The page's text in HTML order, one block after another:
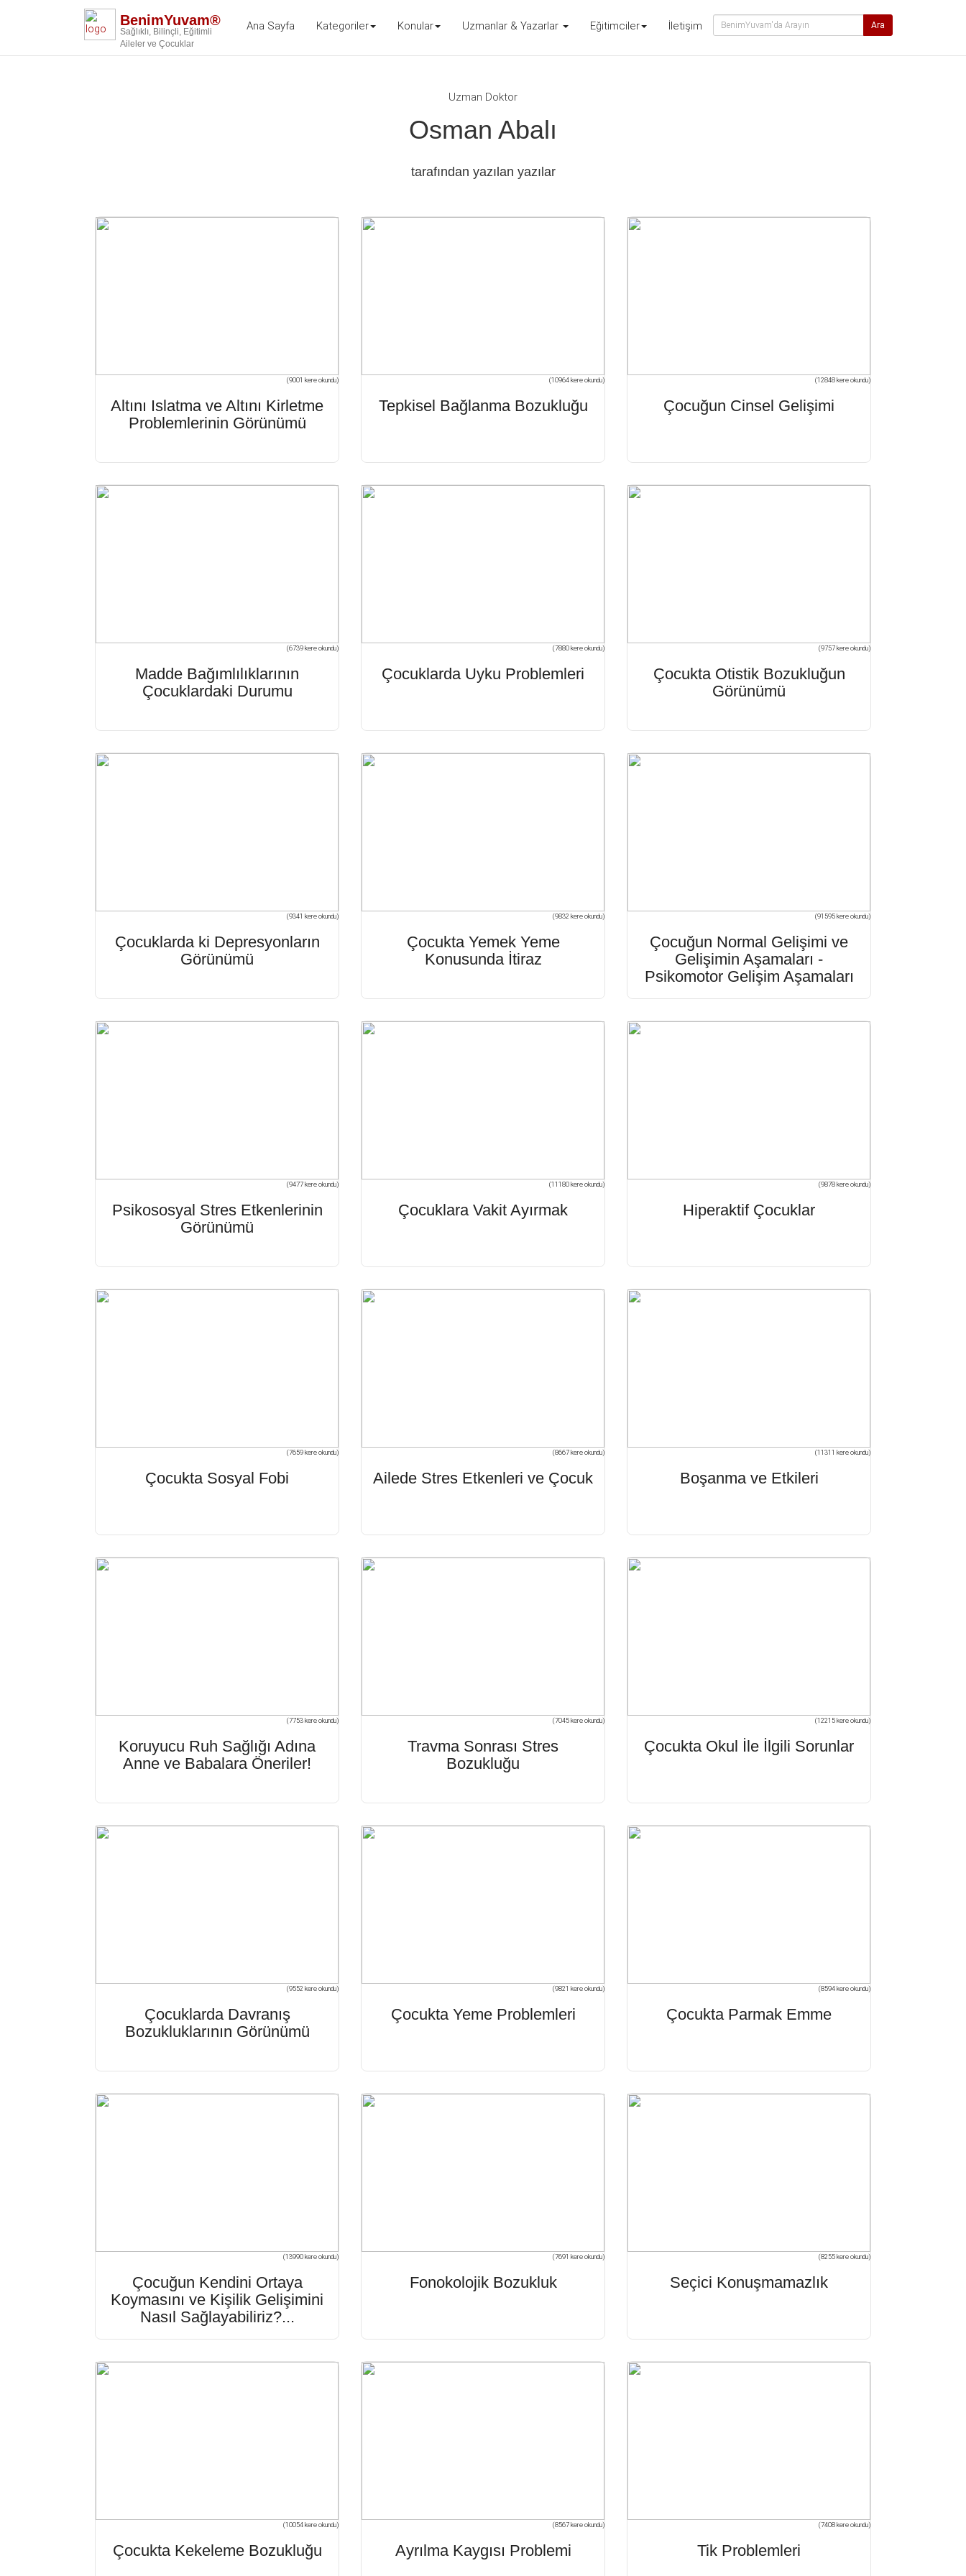
BenimYuvam®
Sağlıklı, Bilinçli, Eğitimli
Aileler ve Çocuklar
Ana Sayfa Kategoriler Konular Uzmanlar & Yazarlar Eğitimciler İletişim Ara
Uzman Doktor
Osman Abalı
tarafından yazılan yazılar
(9001 kere okundu)
Altını Islatma ve Altını Kirletme
Problemlerinin Görünümü
(10964 kere okundu)
Tepkisel Bağlanma Bozukluğu
(12848 kere okundu)
Çocuğun Cinsel Gelişimi
(6739 kere okundu)
Madde Bağımlılıklarının
Çocuklardaki Durumu
(7880 kere okundu)
Çocuklarda Uyku Problemleri
(9757 kere okundu)
Çocukta Otistik Bozukluğun
Görünümü
(9341 kere okundu)
Çocuklarda ki Depresyonların
Görünümü
(9832 kere okundu)
Çocukta Yemek Yeme
Konusunda İtiraz
(91595 kere okundu)
Çocuğun Normal Gelişimi ve
Gelişimin Aşamaları -
Psikomotor Gelişim Aşamaları
(9477 kere okundu)
Psikososyal Stres Etkenlerinin
Görünümü
(11180 kere okundu)
Çocuklara Vakit Ayırmak
(9878 kere okundu)
Hiperaktif Çocuklar
(7659 kere okundu)
Çocukta Sosyal Fobi
(8667 kere okundu)
Ailede Stres Etkenleri ve Çocuk
(11311 kere okundu)
Boşanma ve Etkileri
(7753 kere okundu)
Koruyucu Ruh Sağlığı Adına
Anne ve Babalara Öneriler!
(7045 kere okundu)
Travma Sonrası Stres
Bozukluğu
(12215 kere okundu)
Çocukta Okul İle İlgili Sorunlar
(9552 kere okundu)
Çocuklarda Davranış
Bozukluklarının Görünümü
(9821 kere okundu)
Çocukta Yeme Problemleri
(8594 kere okundu)
Çocukta Parmak Emme
(13990 kere okundu)
Çocuğun Kendini Ortaya
Koymasını ve Kişilik Gelişimini
Nasıl Sağlayabiliriz?...
(7691 kere okundu)
Fonokolojik Bozukluk
(8255 kere okundu)
Seçici Konuşmamazlık
(10054 kere okundu)
Çocukta Kekeleme Bozukluğu
(8567 kere okundu)
Ayrılma Kaygısı Problemi
(7408 kere okundu)
Tik Problemleri